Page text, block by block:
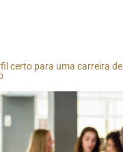
certo para uma carreira de